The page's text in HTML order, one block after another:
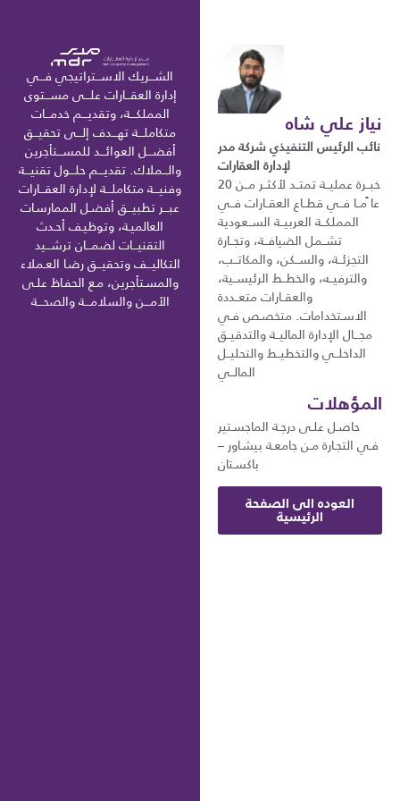
نياز علي شاه
نائب الرئيس التنفيذي شركة مدر
لإدارة العقارات
خبــرة عمليــة تمتــد لأكثــر مــن 20
عا ًمــا فــي قطــاع العقــارات فــي
المملكــة العربيــة الســعودية
تشــمل الضيافــة، وتجــارة
التجزئــة، والســكن، والمكاتــب،
والترفيــه، والخطــط الرئيســية،
والعقــارات متعــددة
الاسـتخدامات. متخصـص فـي
مجـــال الإدارة الماليــة والتدقيــق
الداخلــي والتخطيــط والتحليــل
المالــي
المؤهلات
حاصـل علـى درجـة الماجسـتير
فـي التجـارة مـن جامعـة بيشـاور –
باكسـتان
العوده الى الصفحة
الرئيسية
الشـــريك الاســـتراتيجي فـــي
إدارة العقـــارات علـــى مســـتوى
المملكـــة، وتقديـــم خدمـــات
متكاملـــة تهـــدف إلـــى تحقيـــق
أفضـــل العوائـــد للمســـتأجرين
والـــملاك. تقديـــم حلـــول تقنيـــة
وفنيـــة متكاملـــة لإدارة العقـــارات
عبـــر تطبيـــق أفضـل الممارسـات
العالميـة، وتوظيـف أحـدث
التقنيـــات لضمـــان ترشـــيد
التكاليـــف وتحقيـــق رضـا العـملاء
والمسـتأجرين، مـع الحفـاظ علـى
الأمـــن والسلامـــة والصحـــة